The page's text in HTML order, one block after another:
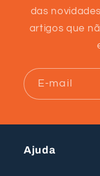
das
artigos que
E-mail
Ajuda